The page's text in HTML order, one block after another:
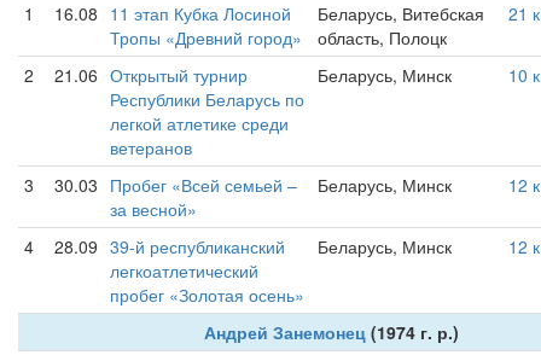
1
16.08 11 этап Кубка Лосиной
Тропы «Древний город»
Беларусь, Витебская
область, Полоцк
21
2 21.06 Открытый турнир
Республики Беларусь по
легкой атлетике среди
ветеранов
Беларусь, Минск 10
3 30.03 Пробег «Всей семьей –
за весной»
Беларусь, Минск 12
4 28.09 39-й республиканский
легкоатлетический
пробег «Золотая осень»
Беларусь, Минск 12
Андрей Занемонец (1974 г. р.)